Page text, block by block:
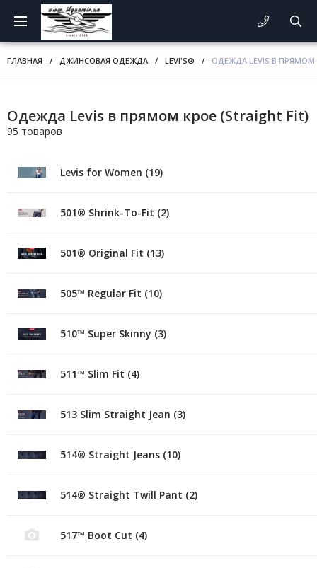
ГЛАВНАЯ / ДЖИНСОВАЯ ОДЕЖДА / LEVI'S® / ОДЕЖДА LEVIS В ПРЯМОМ
Одежда Levis в прямом крое (Straight Fit)
95 товаров
Levis for Women (19)
501® Shrink-To-Fit (2)
501® Original Fit (13)
505™ Regular Fit (10)
510™ Super Skinny (3)
511™ Slim Fit (4)
513 Slim Straight Jean (3)
514® Straight Jeans (10)
514® Straight Twill Pant (2)
517™ Boot Cut (4)